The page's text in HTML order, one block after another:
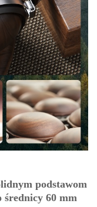
podstawom
60 mm